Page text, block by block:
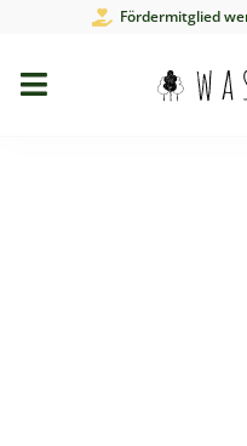
Fördermitglied